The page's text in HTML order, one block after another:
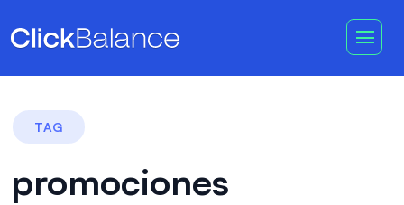
TAG
promociones